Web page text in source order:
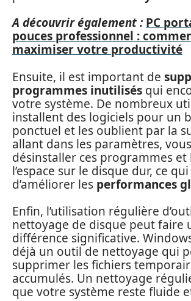
A découvrir également : PC
pouces professionnel :
maximiser votre productivité
Ensuite, il est important de
programmes inutilisés qui
votre système. De nombreux
installent des logiciels pour un
ponctuel et les oublient par la
allant dans les paramètres,
désinstaller ces programmes
l’espace sur le disque dur, ce
d’améliorer les performances
Enfin, l’utilisation régulière
nettoyage de disque peut faire
différence significative.
déjà un outil de nettoyage qui
supprimer les fichiers
accumulés. Un nettoyage
que votre système reste fluide